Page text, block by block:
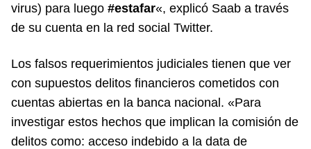
virus) para luego #estafar«, explicó Saab a través
de su cuenta en la red social Twitter.
Los falsos requerimientos judiciales tienen que ver
con supuestos delitos financieros cometidos con
cuentas abiertas en la banca nacional. «Para
investigar estos hechos que implican la comisión de
delitos como: acceso indebido a la data de